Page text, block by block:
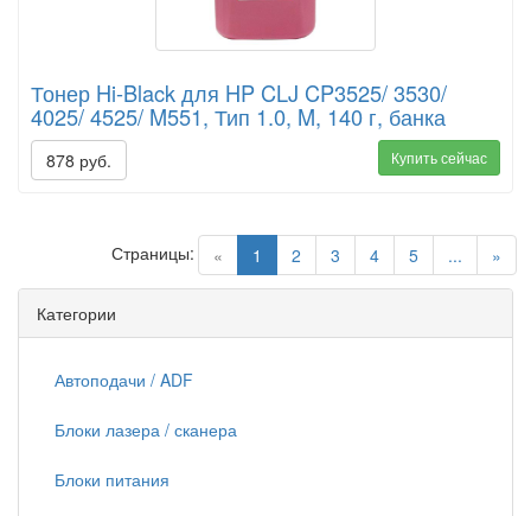
Тонер Hi-Black для HP CLJ CP3525/ 3530/
4025/ 4525/ M551, Тип 1.0, M, 140 г, банка
878 руб. Купить сейчас
« 1 (current)
2 3 4 5 ... »
Страницы:
Категории
Автоподачи / ADF
Блоки лазера / сканера
Блоки питания